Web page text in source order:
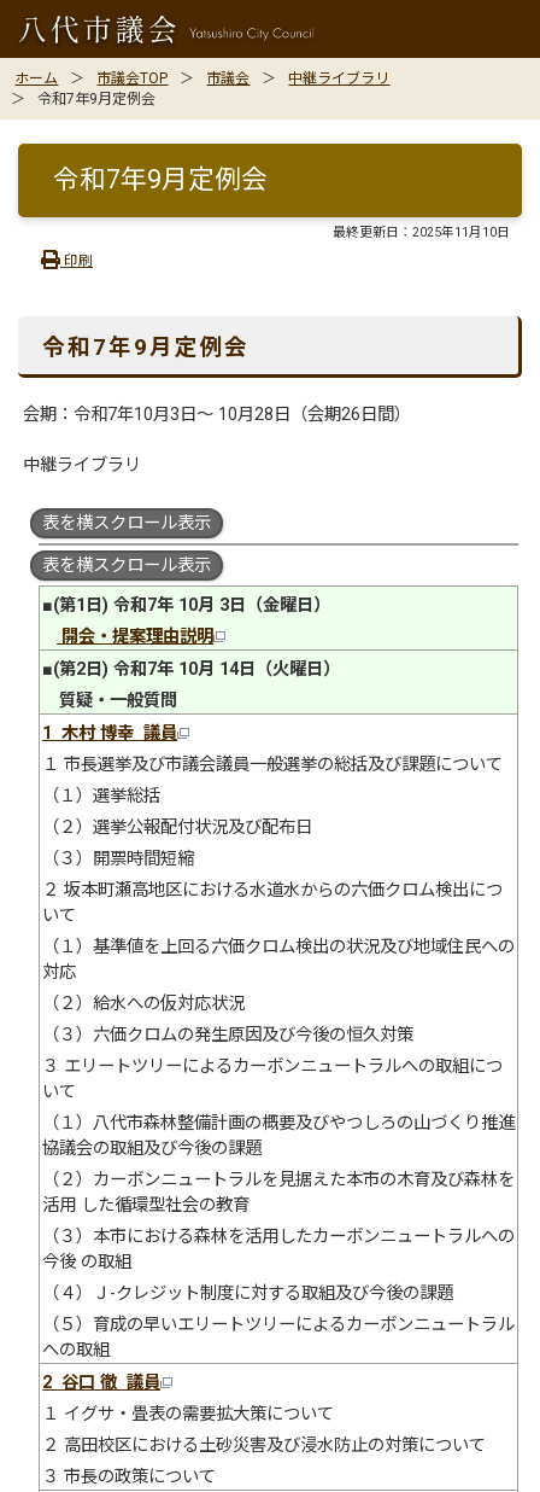
ホーム 市議会TOP 市議会
中継ライブラリ
令和7年9月定例会
令和7年9月定例会
最終更新日： 2025年11月10日
印刷
令和7年9月定例会
会期：令和7年10月3日〜 10月28日（会期26日間）
中継ライブラリ
表を横スクロール表示
表を横スクロール表示
■(第1日) 令和7年 10月 3日（金曜日）
開会・提案理由説明
■(第2日) 令和7年 10月 14日（火曜日）
質疑・一般質問
1 木村 博幸 議員
１ 市長選挙及び市議会議員一般選挙の総括及び課題について
（１）選挙総括
（２）選挙公報配付状況及び配布日
（３）開票時間短縮
２ 坂本町瀬高地区における水道水からの六価クロム検出につ
いて
（１）基準値を上回る六価クロム検出の状況及び地域住民への
対応
（２）給水への仮対応状況
（３）六価クロムの発生原因及び今後の恒久対策
３ エリートツリーによるカーボンニュートラルへの取組につ
いて
（１）八代市森林整備計画の概要及びやつしろの山づくり推進
協議会の取組及び今後の課題
（２）カーボンニュートラルを見据えた本市の木育及び森林を
活用 した循環型社会の教育
（３）本市における森林を活用したカーボンニュートラルへの
今後 の取組
（４）Ｊ-クレジット制度に対する取組及び今後の課題
（５）育成の早いエリートツリーによるカーボンニュートラル
への取組
2 谷口 徹 議員
１ イグサ・畳表の需要拡大策について
２ 高田校区における土砂災害及び浸水防止の対策について
３ 市長の政策について